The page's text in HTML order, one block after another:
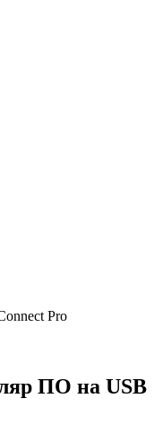
Pro
ПО на USB